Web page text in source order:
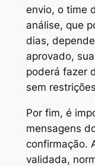
envio, o time
análise, que
dias,
aprovado,
poderá fazer
sem
Por fim, é
mensagens
confirmação.
validada,